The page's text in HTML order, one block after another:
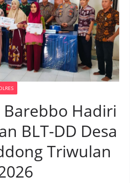
Barebbo Hadiri
BLT-DD Desa
Triwulan